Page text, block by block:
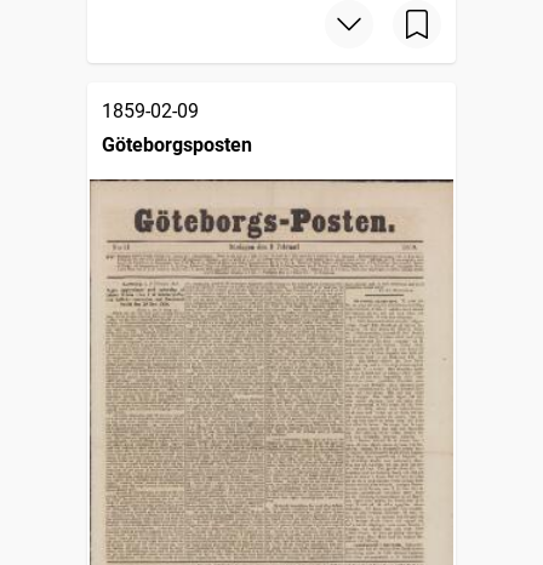
1859-02-09
Göteborgsposten